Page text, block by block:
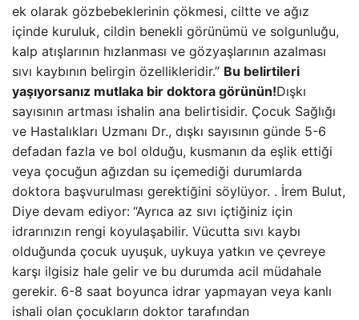
ek olarak gözbebeklerinin çökmesi, ciltte ve ağız
içinde kuruluk, cildin benekli görünümü ve solgunluğu,
kalp atışlarının hızlanması ve gözyaşlarının azalması
sıvı kaybının belirgin özellikleridir.” Bu belirtileri
yaşıyorsanız mutlaka bir doktora görünün!Dışkı
sayısının artması ishalin ana belirtisidir. Çocuk Sağlığı
ve Hastalıkları Uzmanı Dr., dışkı sayısının günde 5-6
defadan fazla ve bol olduğu, kusmanın da eşlik ettiği
veya çocuğun ağızdan su içemediği durumlarda
doktora başvurulması gerektiğini söylüyor. . İrem Bulut,
Diye devam ediyor: “Ayrıca az sıvı içtiğiniz için
idrarınızın rengi koyulaşabilir. Vücutta sıvı kaybı
olduğunda çocuk uyuşuk, uykuya yatkın ve çevreye
karşı ilgisiz hale gelir ve bu durumda acil müdahale
gerekir. 6-8 saat boyunca idrar yapmayan veya kanlı
ishali olan çocukların doktor tarafından